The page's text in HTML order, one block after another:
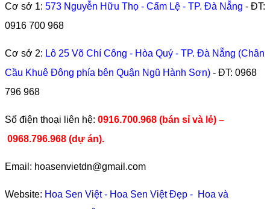
Cơ sở 1: 573 Nguyễn Hữu Thọ - Cẩm Lệ - TP. Đà Nẵng - ĐT:
0916 700 968
Cơ sở 2: Lô 25 Võ Chí Công - Hòa Quý - TP. Đà Nẵng (Chân
Cầu Khuê Đông phía bên Quận Ngũ Hành Sơn) - ĐT: 0968
796 968
​Số điện thoại liên hệ: 0916.700.968 (bán sỉ và lẻ) –
0968.796.968 (dự án).
Email: hoasenvietdn@gmail.com
Website: Hoa Sen Việt- Hoa Sen Việt Đẹp - Hoa và